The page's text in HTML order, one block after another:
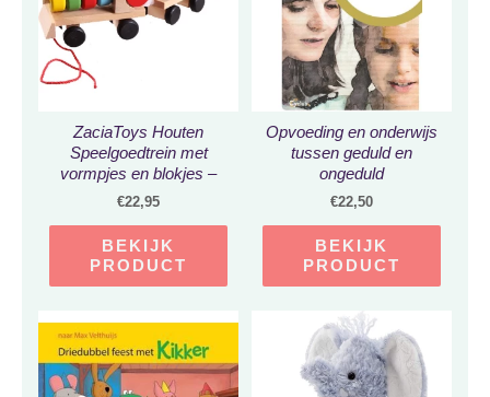
ZaciaToys Houten
Speelgoedtrein met
vormpjes en blokjes –
houten stapeltrein 20-
speelgoed
€22,95
BEKIJK
PRODUCT
Opvoeding en onderwijs
tussen geduld en
ongeduld
€22,50
BEKIJK
PRODUCT